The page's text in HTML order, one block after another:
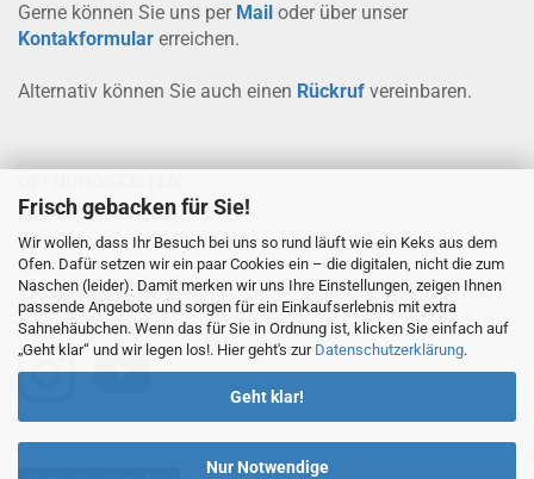
Frisch gebacken für Sie!
Wir wollen, dass Ihr Besuch bei uns so rund läuft wie ein Keks aus dem
Ofen. Dafür setzen wir ein paar Cookies ein – die digitalen, nicht die zum
Naschen (leider). Damit merken wir uns Ihre Einstellungen, zeigen Ihnen
passende Angebote und sorgen für ein Einkaufserlebnis mit extra
Sahnehäubchen. Wenn das für Sie in Ordnung ist, klicken Sie einfach auf
„Geht klar“ und wir legen los!. Hier geht's zur Datenschutzerklärung.
Geht klar!
Nur Notwendige
Gerne können Sie uns per Mail oder über unser
Kontakformular erreichen.
Alternativ können Sie auch einen Rückruf vereinbaren.
Montag bis Freitag
08.00 Uhr bis 12.00 Uhr
und
13.00 Uhr bis 17.00 Uhr
SOCIAL-MEDIA